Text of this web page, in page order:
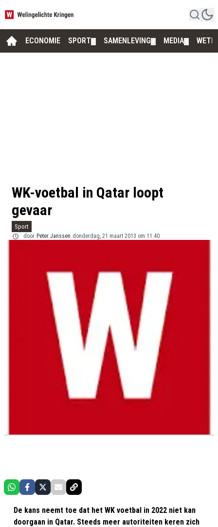
ECONOMIE SPORT SAMENLEVING MEDIA
WK-voetbal in Qatar loopt
gevaar
Sport
door Peter Janssen donderdag, 21 maart 2013 om 11:40
De kans neemt toe dat het WK voetbal in 2022 niet kan
doorgaan in Qatar. Steeds meer autoriteiten keren zich